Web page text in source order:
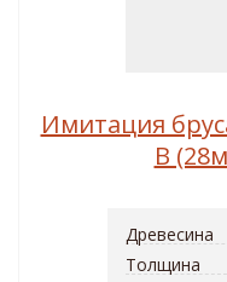
Имитация
B
Древесина
Толщина